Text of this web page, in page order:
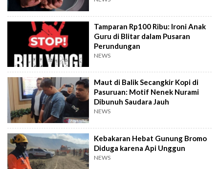
Tamparan Rp100 Ribu: Ironi Anak
Guru di Blitar dalam Pusaran
Perundungan
NEWS
Maut di Balik Secangkir Kopi di
Pasuruan: Motif Nenek Nurami
Dibunuh Saudara Jauh
NEWS
Kebakaran Hebat Gunung Bromo
Diduga karena Api Unggun
NEWS